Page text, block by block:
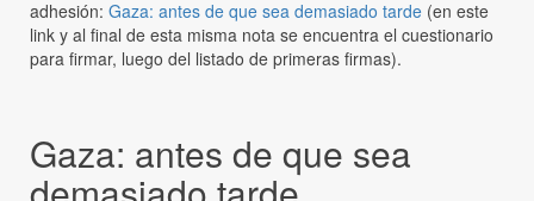
adhesión: Gaza: antes de que sea demasiado tarde (en este
link y al final de esta misma nota se encuentra el cuestionario
para firmar, luego del listado de primeras firmas).
Gaza: antes de que sea